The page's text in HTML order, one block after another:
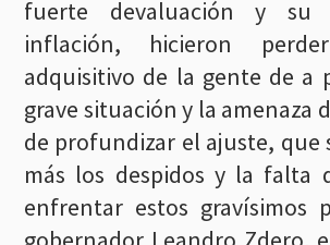
fuerte devaluación y su
inflación, hicieron
adquisitivo de la gente de a
grave situación y la amenaza
de profundizar el ajuste, que
más los despidos y la falta
enfrentar estos gravísimos